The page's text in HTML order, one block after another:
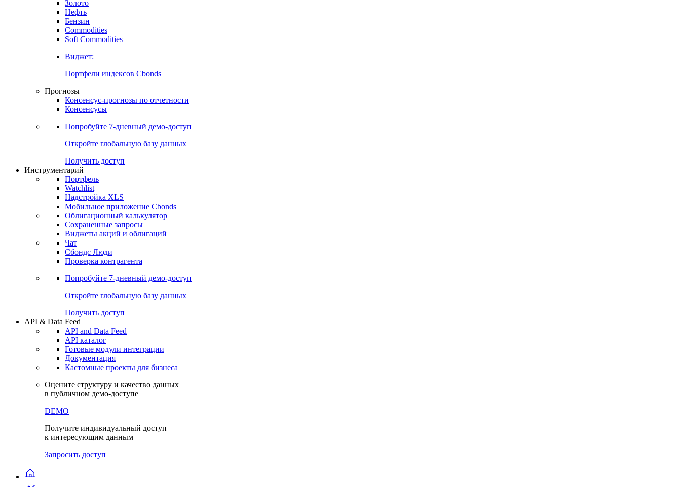
Карта процентных ставок
Commodities
Золото
Нефть
Бензин
Commodities
Soft Commodities
Виджет:
Портфели индексов Cbonds
Прогнозы
Консенсус-прогнозы по отчетности
Консенсусы
Попробуйте7-дневный
Откройте глобальную базу данных
Получить доступ
Инструментарий
Портфель
Watchlist
Надстройка XLS
Мобильное приложение Cbonds
Облигационный калькулятор
Сохраненные запросы
Виджеты акций и облигаций
Чат
Сбондс Люди
Проверка контрагента
Попробуйте7-дневный
Откройте глобальную базу данных
Получить доступ
API & Data Feed
API and Data Feed
API каталог
Документация
Кастомные проекты для бизнеса
Оцените структуру и качество данных
в публичном демо-доступе
DEMO
Получите индивидуальный доступ